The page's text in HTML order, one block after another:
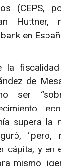
(CEPS,
Huttner,
en
la
de
ser
supera la
cápita, y en
mismo